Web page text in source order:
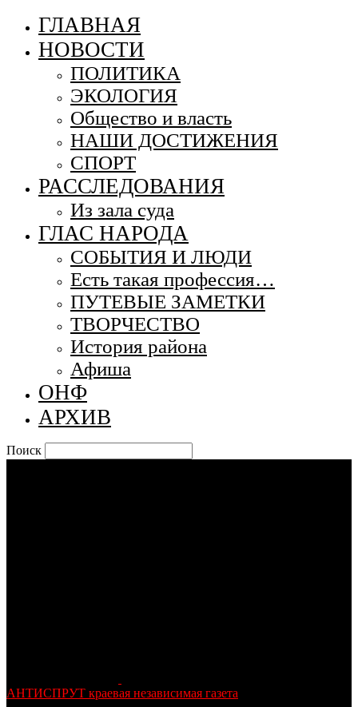
ГЛАВНАЯ
НОВОСТИ
ПОЛИТИКА
ЭКОЛОГИЯ
Общество и власть
НАШИ ДОСТИЖЕНИЯ
СПОРТ
РАССЛЕДОВАНИЯ
Из зала суда
ГЛАС НАРОДА
СОБЫТИЯ И ЛЮДИ
Есть такая профессия…
ПУТЕВЫЕ ЗАМЕТКИ
ТВОРЧЕСТВО
История района
Афиша
ОНФ
АРХИВ
Поиск
АНТИСПРУТ краевая независимая газета